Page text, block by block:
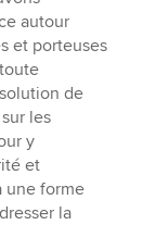
autour
et porteuses
de
les
y
et
une forme
la